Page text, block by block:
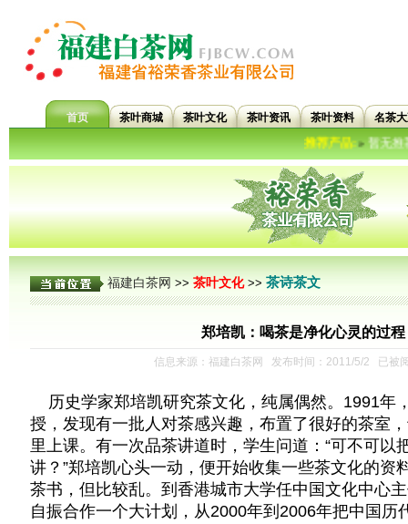
首页 茶叶商城 茶叶文化 茶叶资讯 茶叶资料 名茶
推荐产品:»暂无推荐信息
福建白茶网 >> 茶叶文化>> 茶诗茶文
郑培凯：喝茶是净化心灵的过程
信息来源：福建白茶网 发布时间：2011/5/2 已被
历史学家郑培凯研究茶文化，纯属偶然。1991年
授，发现有一批人对茶感兴趣，布置了很好的茶室
里上课。有一次品茶讲道时，学生问道：“可不可以
讲？”郑培凯心头一动，便开始收集一些茶文化的资
茶书，但比较乱。到香港城市大学任中国文化中心
自振合作一个大计划，从2000年到2006年把中国历